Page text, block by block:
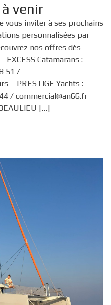
venir
vous inviter à ses prochains
personnalisées par
nos offres dès
EXCESS Catamarans :
51 /
– PRESTIGE Yachts :
/ commercial@an66.fr
[…]